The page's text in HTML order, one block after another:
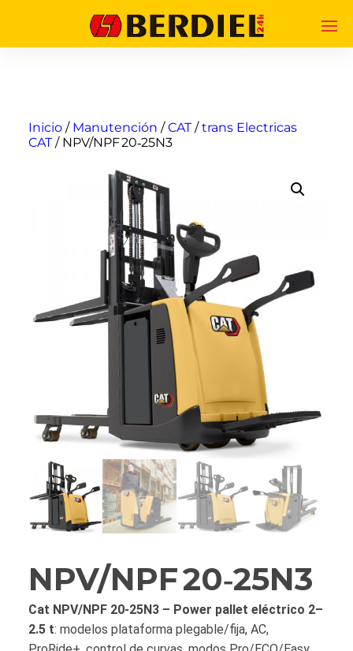
Inicio / Manutención /CAT/trans Electricas
CAT/ NPV/NPF 20‑25N3
NPV/NPF 20‑25N3
Cat NPV/NPF 20‑25N3 – Power pallet eléctrico 2–
2.5 t: modelos plataforma plegable/fija, AC,